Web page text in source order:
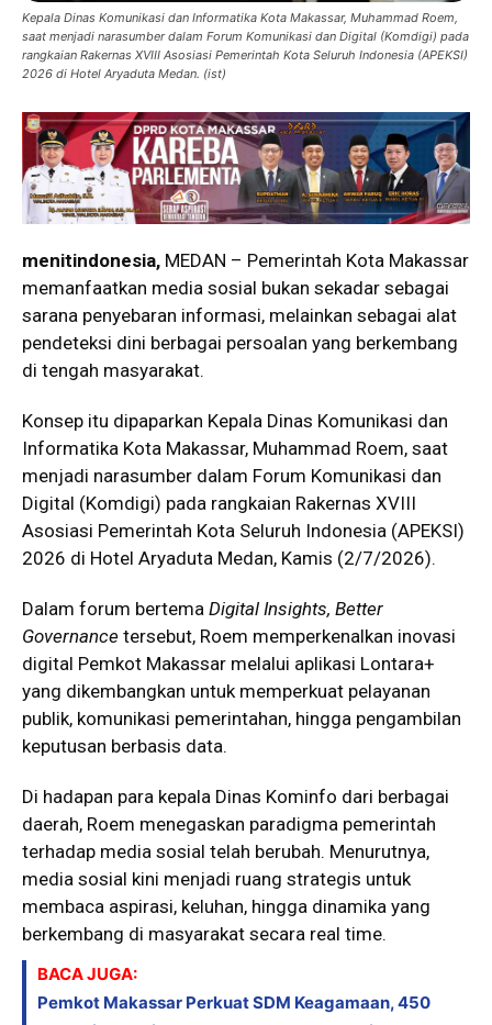
Kepala Dinas Komunikasi dan Informatika Kota Makassar, Muhammad Roem,
saat menjadi narasumber dalam Forum Komunikasi dan Digital (Komdigi) pada
rangkaian Rakernas XVIII Asosiasi Pemerintah Kota Seluruh Indonesia (APEKSI)
2026 di Hotel Aryaduta Medan. (ist)
menitindonesia, MEDAN – Pemerintah Kota Makassar
memanfaatkan media sosial bukan sekadar sebagai
sarana penyebaran informasi, melainkan sebagai alat
pendeteksi dini berbagai persoalan yang berkembang
di tengah masyarakat.
Konsep itu dipaparkan Kepala Dinas Komunikasi dan
Informatika Kota Makassar, Muhammad Roem, saat
menjadi narasumber dalam Forum Komunikasi dan
Digital (Komdigi) pada rangkaian Rakernas XVIII
Asosiasi Pemerintah Kota Seluruh Indonesia (APEKSI)
2026 di Hotel Aryaduta Medan, Kamis (2/7/2026).
Dalam forum bertema Digital Insights, Better
Governance tersebut, Roem memperkenalkan inovasi
digital Pemkot Makassar melalui aplikasi Lontara+
yang dikembangkan untuk memperkuat pelayanan
publik, komunikasi pemerintahan, hingga pengambilan
keputusan berbasis data.
Di hadapan para kepala Dinas Kominfo dari berbagai
daerah, Roem menegaskan paradigma pemerintah
terhadap media sosial telah berubah. Menurutnya,
media sosial kini menjadi ruang strategis untuk
membaca aspirasi, keluhan, hingga dinamika yang
berkembang di masyarakat secara real time.
BACA JUGA:
Pemkot Makassar Perkuat SDM Keagamaan, 450